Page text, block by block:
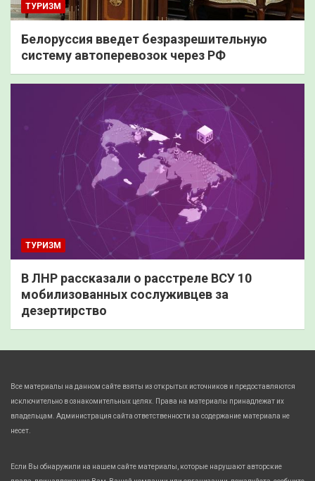
ТУРИЗМ
Белоруссия введет безразрешительную
систему автоперевозок через РФ
ТУРИЗМ
В ЛНР рассказали о расстреле ВСУ 10
мобилизованных сослуживцев за
дезертирство
Все материалы на данном сайте взяты из открытых источников и предоставляются
исключительно в ознакомительных целях. Права на материалы принадлежат их
владельцам. Администрация сайта ответственности за содержание материала не
несет.
Если Вы обнаружили на нашем сайте материалы, которые нарушают авторские